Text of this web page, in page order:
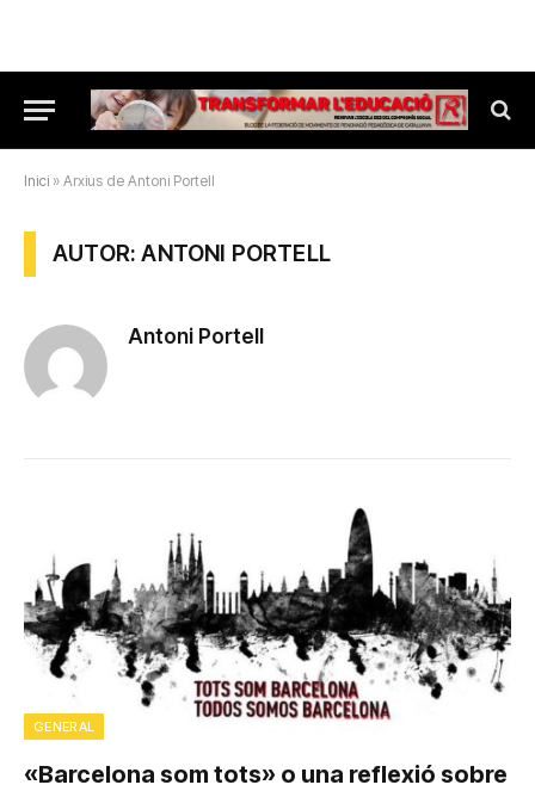
Inici » Arxius de Antoni Portell
AUTOR: ANTONI PORTELL
Antoni Portell
GENERAL
«Barcelona som tots» o una reflexió sobre